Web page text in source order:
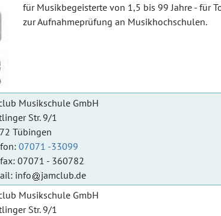
für Musikbegeisterte von 1,5 bis 99 Jahre - für
zur Aufnahmeprüfung an Musikhochschulen.
Musikschule GmbH
Str. 9/1
Tübingen
07071 -33099
07071 - 360782
info
jamclub.de
Musikschule GmbH
Str. 9/1